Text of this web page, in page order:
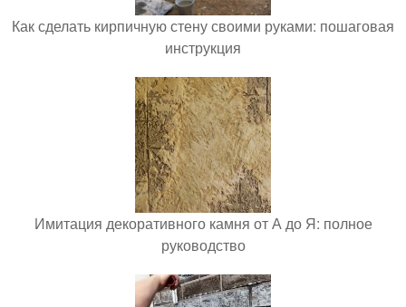
Как сделать кирпичную стену своими руками: пошаговая
инструкция
Имитация декоративного камня от А до Я: полное
руководство